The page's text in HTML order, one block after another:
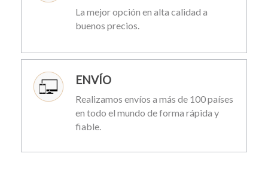
La mejor opción en alta calidad a
buenos precios.
ENVÍO
Realizamos envíos a más de 100 países
en todo el mundo de forma rápida y
fiable.